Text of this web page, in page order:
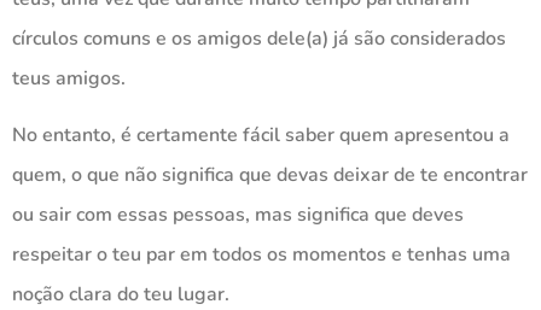
círculos comuns e os amigos dele(a) já são considerados
teus amigos.
No entanto, é certamente fácil saber quem apresentou a
quem, o que não significa que devas deixar de te encontrar
ou sair com essas pessoas, mas significa que deves
respeitar o teu par em todos os momentos e tenhas uma
noção clara do teu lugar.